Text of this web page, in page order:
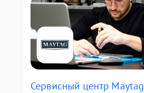
Сервисный центр Maytag